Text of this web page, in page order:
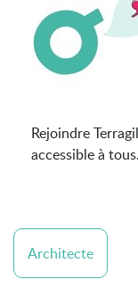
Rejoindre
accessible à
Architecte